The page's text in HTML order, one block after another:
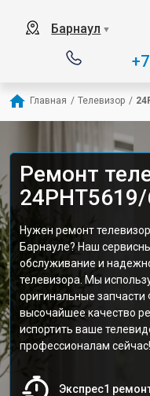
Барнаул ▼
Главная / Телевизор /
Ремонт
Нужен ремонт
Барнауле? Наш
обслуживание и
телевизора. Мы
оригинальные запчасти
высочайшее качество
испортить ваше
профессионалам сейчас!
Экспрес1